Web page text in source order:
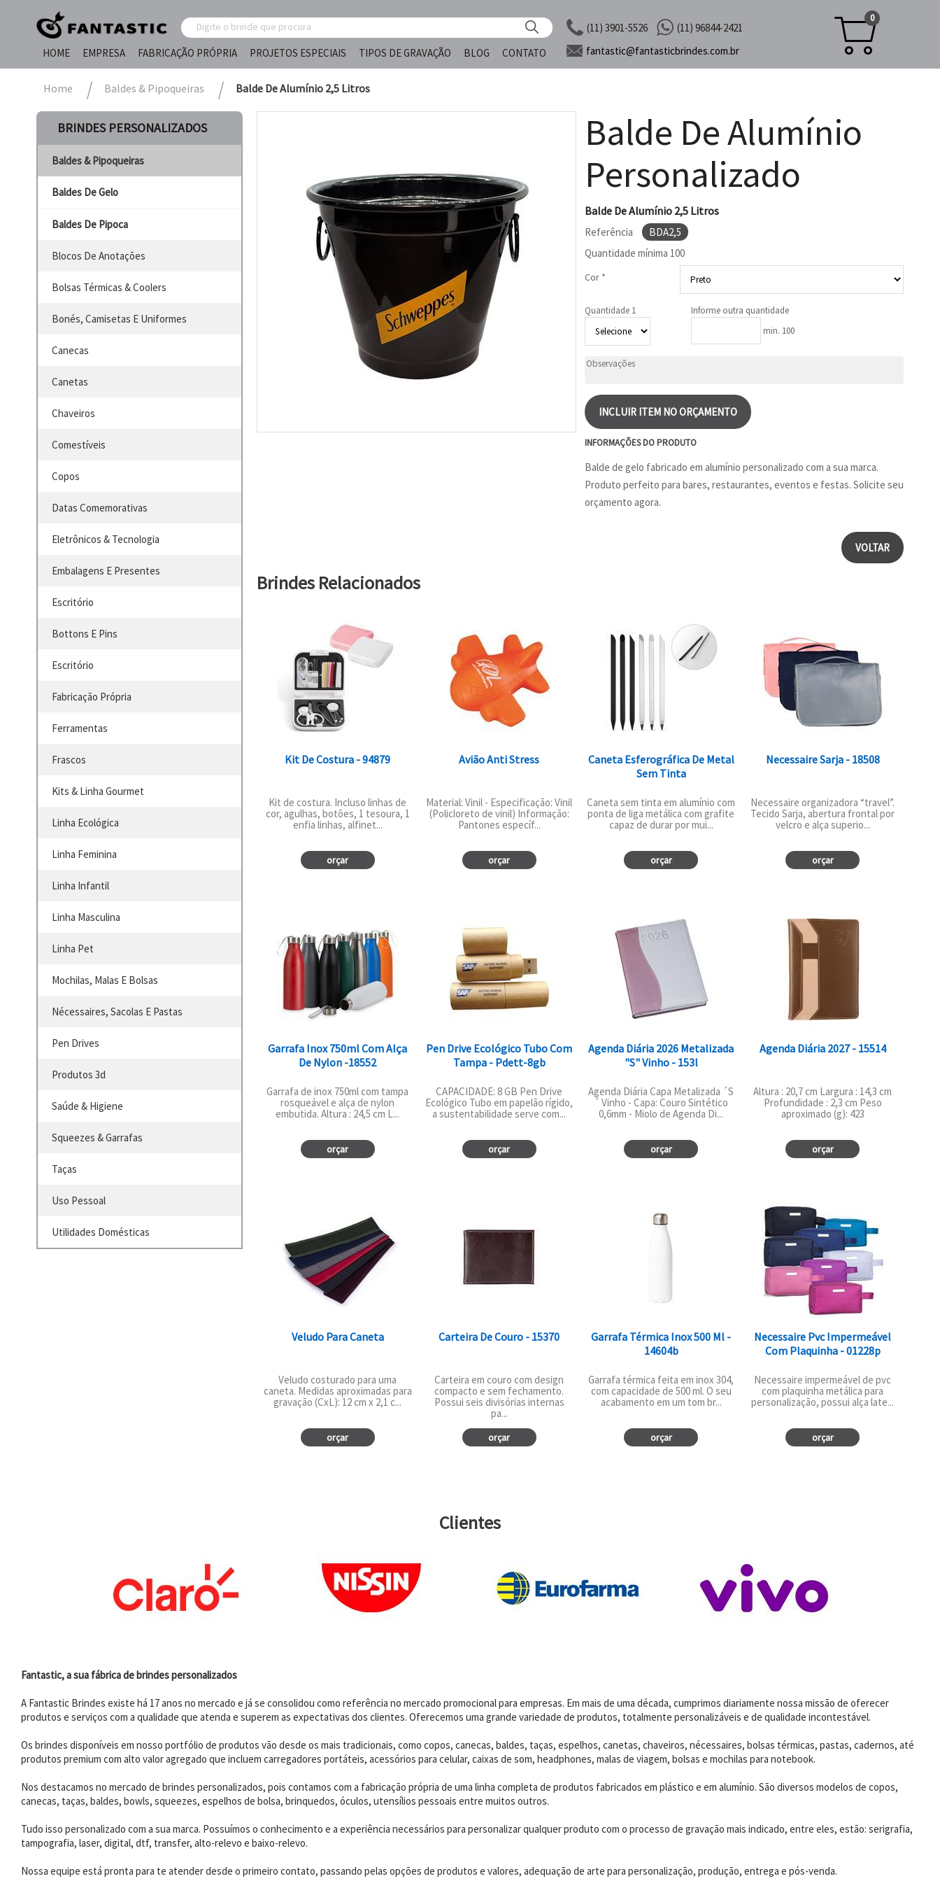
(11) 3901-5526
(11) 96844-2421
HOME
EMPRESA FABRICAÇÃO PRÓPRIA PROJETOS ESPECIAIS TIPOS DE GRAVAÇÃO BLOG CONTATO fantastic@fantasticbrindes.com.br
0
Home Baldes & Pipoqueiras Balde De Alumínio 2,5 Litros
BRINDES PERSONALIZADOS
Baldes & Pipoqueiras
Baldes De Gelo
Baldes De Pipoca
Blocos De Anotações
Bolsas Térmicas & Coolers
Bonés, Camisetas E Uniformes
Canecas
Canetas
Chaveiros
Comestíveis
Copos
Datas Comemorativas
Eletrônicos & Tecnologia
Embalagens E Presentes
Escritório
Bottons E Pins
Escritório
Fabricação Própria
Ferramentas
Frascos
Kits & Linha Gourmet
Linha Ecológica
Linha Feminina
Linha Infantil
Linha Masculina
Linha Pet
Mochilas, Malas E Bolsas
Nécessaires, Sacolas E Pastas
Pen Drives
Produtos 3d
Saúde & Higiene
Squeezes & Garrafas
Taças
Uso Pessoal
Utilidades Domésticas
Balde De Alumínio
Personalizado
Balde De Alumínio 2,5 Litros
Referência
BDA2,5
Quantidade mínima 100
Cor *
Quantidade 1
Informe outra quantidade
min. 100
INCLUIR ITEM NO ORÇAMENTO
INFORMAÇÕES DO PRODUTO
Balde de gelo fabricado em alumínio personalizado com a sua marca.
Produto perfeito para bares, restaurantes, eventos e festas. Solicite seu
orçamento agora.
VOLTAR
Brindes Relacionados
Kit De Costura - 94879
Kit de costura. Incluso linhas de
cor, agulhas, botões, 1 tesoura, 1
enfia linhas, alfinet...
orçar
Avião Anti Stress
Material: Vinil - Especificação: Vinil
(Policloreto de vinil) Informação:
Pantones específ...
orçar
Caneta Esferográfica De Metal
Sem Tinta
Caneta sem tinta em alumínio com
ponta de liga metálica com grafite
capaz de durar por mui...
orçar
Necessaire Sarja - 18508
Necessaire organizadora “travel”.
Tecido Sarja, abertura frontal por
velcro e alça superio...
orçar
Garrafa Inox 750ml Com Alça
De Nylon -18552
Garrafa de inox 750ml com tampa
rosqueável e alça de nylon
embutida. Altura : 24,5 cm L...
orçar
Pen Drive Ecológico Tubo Com
Tampa - Pdett-8gb
CAPACIDADE: 8 GB Pen Drive
Ecológico Tubo em papelão rígido,
a sustentabilidade serve com...
orçar
Agenda Diária 2026 Metalizada
"s" Vinho - 153l
Agenda Diária Capa Metalizada ´S
´ Vinho - Capa: Couro Sintético
0,6mm - Miolo de Agenda Di...
orçar
Agenda Diária 2027 - 15514
Altura : 20,7 cm Largura : 14,3 cm
Profundidade : 2,3 cm Peso
aproximado (g): 423
orçar
Veludo Para Caneta
Veludo costurado para uma
caneta. Medidas aproximadas para
gravação (CxL): 12 cm x 2,1 c...
orçar
Carteira De Couro - 15370
Carteira em couro com design
compacto e sem fechamento.
Possui seis divisórias internas
pa...
orçar
Garrafa Térmica Inox 500 Ml -
14604b
Garrafa térmica feita em inox 304,
com capacidade de 500 ml. O seu
acabamento em um tom br...
orçar
Necessaire Pvc Impermeável
Com Plaquinha - 01228p
Necessaire impermeável de pvc
com plaquinha metálica para
personalização, possui alça late...
orçar
Clientes
Fantastic, a sua fábrica de brindes personalizados
A Fantastic Brindes existe há 17 anos no mercado e já se consolidou como referência no mercado promocional para empresas. Em mais de uma década, cumprimos diariamente nossa missão de oferecer
produtos e serviços com a qualidade que atenda e superem as expectativas dos clientes. Oferecemos uma grande variedade de produtos, totalmente personalizáveis e de qualidade incontestável.
Os brindes disponíveis em nosso portfólio de produtos vão desde os mais tradicionais, como copos, canecas, baldes, taças, espelhos, canetas, chaveiros, nécessaires, bolsas térmicas, pastas, cadernos, até
produtos premium com alto valor agregado que incluem carregadores portáteis, acessórios para celular, caixas de som, headphones, malas de viagem, bolsas e mochilas para notebook.
Nos destacamos no mercado de brindes personalizados, pois contamos com a fabricação própria de uma linha completa de produtos fabricados em plástico e em alumínio. São diversos modelos de copos,
canecas, taças, baldes, bowls, squeezes, espelhos de bolsa, brinquedos, óculos, utensílios pessoais entre muitos outros.
Tudo isso personalizado com a sua marca. Possuímos o conhecimento e a experiência necessários para personalizar qualquer produto com o processo de gravação mais indicado, entre eles, estão: serigrafia,
tampografia, laser, digital, dtf, transfer, alto-relevo e baixo-relevo.
Nossa equipe está pronta para te atender desde o primeiro contato, passando pelas opções de produtos e valores, adequação de arte para personalização, produção, entrega e pós-venda.